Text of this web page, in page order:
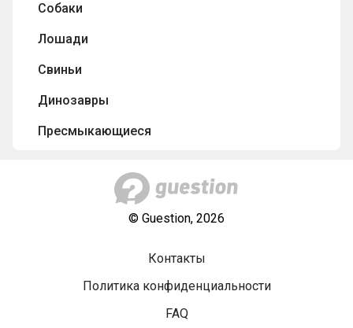
Собаки
Лошади
Свиньи
Динозавры
Пресмыкающиеся
Контакты
Политика конфиденциальности
FAQ
© Guestion, 2026